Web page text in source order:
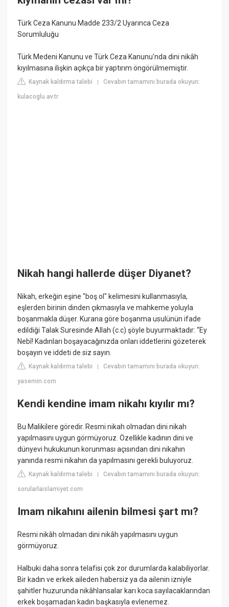
Türk Ceza Kanunu Madde 233/2 Uyarınca Ceza
Sorumluluğu
Türk Medeni Kanunu ve Türk Ceza Kanunu'nda dini nikâh
kıyılmasına ilişkin açıkça bir yaptırım öngörülmemiştir.
Kaynak kaldırma talebi |Cevabın tamamını burada okuyun:
kulacoglu.av.tr
Nikah hangi hallerde düşer Diyanet?
Nikah, erkeğin eşine "boş ol" kelimesini kullanmasıyla,
eşlerden birinin dinden çıkmasıyla ve mahkeme yoluyla
boşanmakla düşer. Kurana göre boşanma usulünün ifade
edildiği Talak Suresinde Allah (c.c) şöyle buyurmaktadır: “Ey
Nebî! Kadınları boşayacağınızda onları iddetlerini gözeterek
boşayın ve iddeti de siz sayın.
Kaynak kaldırma talebi |Cevabın tamamını burada okuyun:
yasemin.com
Kendi kendine imam nikahı kıyılır mı?
Bu Malikilere göredir. Resmi nikah olmadan dini nikah
yapılmasını uygun görmüyoruz. Özellikle kadının dini ve
dünyevi hukukunun korunması açısından dini nikahın
yanında resmi nikahın da yapılmasını gerekli buluyoruz.
Kaynak kaldırma talebi |Cevabın tamamını burada okuyun:
sorularlaislamiyet.com
Imam nikahını ailenin bilmesi şart mı?
Resmi nikâh olmadan dini nikâh yapılmasını uygun
görmüyoruz.
Halbuki daha sonra telafisi çok zor durumlarda kalabiliyorlar.
Bir kadın ve erkek aileden habersiz ya da ailenin izniyle
şahitler huzurunda nikâhlansalar karı koca sayılacaklarından
erkek boşamadan kadın başkasıyla evlenemez.